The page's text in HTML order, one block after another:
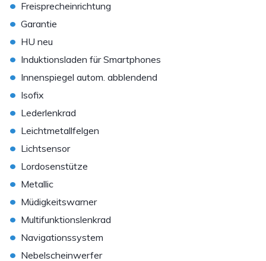
• Freisprecheinrichtung
• Garantie
• HU neu
• Induktionsladen für Smartphones
• Innenspiegel autom. abblendend
• Isofix
• Lederlenkrad
• Leichtmetallfelgen
• Lichtsensor
• Lordosenstütze
• Metallic
• Müdigkeitswarner
• Multifunktionslenkrad
• Navigationssystem
• Nebelscheinwerfer